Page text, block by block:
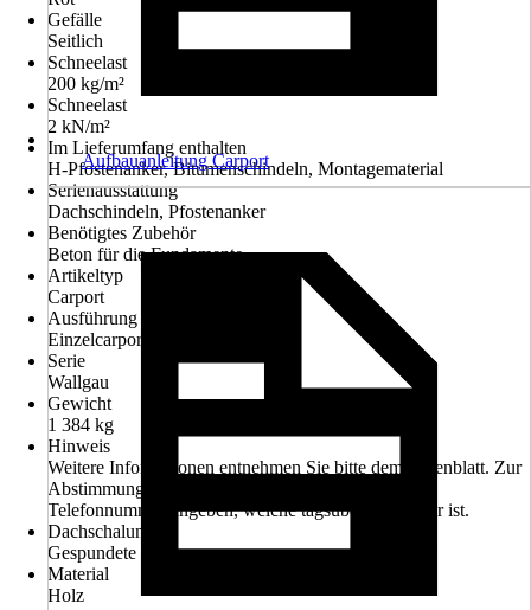
Gefälle
Seitlich
Schneelast
200 kg/m²
Schneelast
2 kN/m²
Im Lieferumfang enthalten
H-Pfostenanker, Bitumenschindeln, Montagematerial
Serienausstattung
Dachschindeln, Pfostenanker
Benötigtes Zubehör
Beton für die Fundamente
Artikeltyp
Carport
Ausführung
Einzelcarport
Serie
Wallgau
Gewicht
1 384 kg
Hinweis
Weitere Informationen entnehmen Sie bitte dem Datenblatt. Zur
Abstimmung des Liefertermines bitte Handy- oder
Telefonnummer angeben, welche tagsüber erreichbar ist.
Dachschalung
Gespundete Bretter
Material
Holz
Aufbauanleitung Carport